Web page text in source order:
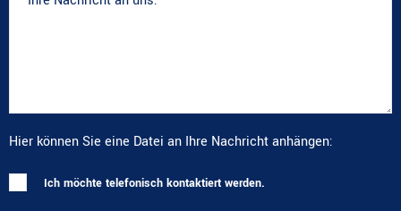
Hier können Sie eine Datei an Ihre Nachricht anhängen:
Ich möchte telefonisch kontaktiert werden.